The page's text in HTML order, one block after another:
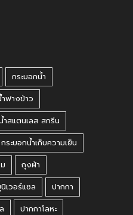
กระบอกน้ำ
ฟางข้าว
ำสแตนเลส สกรีน
กระบอกน้ำเก็บความเย็น
ถุงผ้า
เวอร์แซล
ปากกา
ปากกาโลหะ